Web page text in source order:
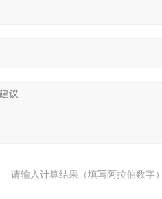
请输入计算结果（填写阿拉伯数字